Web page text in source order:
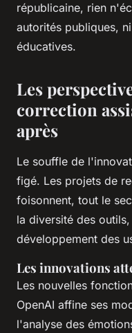
républicaine, rien
autorités publiques,
éducatives.
Les
correction
après
Le souffle de
figé. Les projets de
foisonnent, tout le
la diversité des
développement des
Les innovations
Les nouvelles
OpenAI affine ses
l'analyse des